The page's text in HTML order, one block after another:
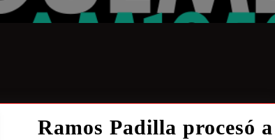
Ramos Padilla procesó a